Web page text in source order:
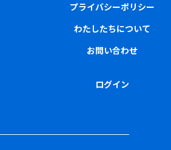
プライバシーポリシー
わたしたちについて
お問い合わせ
ログイン